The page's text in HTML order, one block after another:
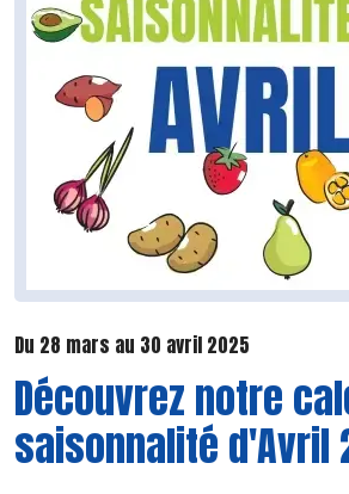
Du 28 mars au 30 avril 2025
Découvrez notre
saisonnalité d'Avril